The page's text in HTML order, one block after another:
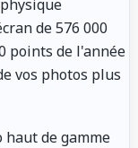
de 576 000
points de l'année
vos photos plus
haut de gamme